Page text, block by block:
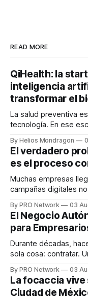
READ MORE
QiHealth: la
inteligencia
transformar el
La salud preventiva
tecnología. En ese
dispositivos
en tiempo real para
decisiones sobre su
responder
By Helios Mondragon
El verdadero
es el proceso
Muchas empresas
campañas digitales
INTERIUS, el problema
una entrevista para el
marketing digital
By PRO Network 03
El Negocio
para
Durante décadas,
sola cosa: contratar.
para los textos,
para encontrar
llamadas y
By PRO Network 03
La focaccia vive
Ciudad de